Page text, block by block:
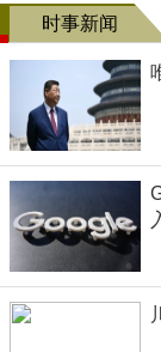
时事新闻